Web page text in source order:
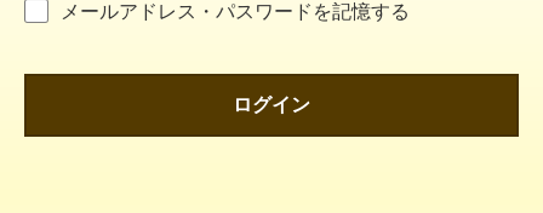
メールアドレス・パスワードを記憶する
ログイン